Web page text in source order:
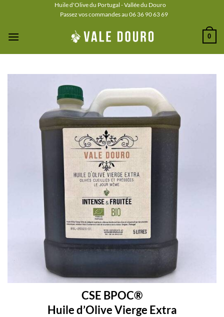
Huile d'Olive du Portugal - Vallée du Douro
Passez vos commandes au 06 36 90 63 69
0
CSE BPOC®
Huile d’Olive Vierge Extra